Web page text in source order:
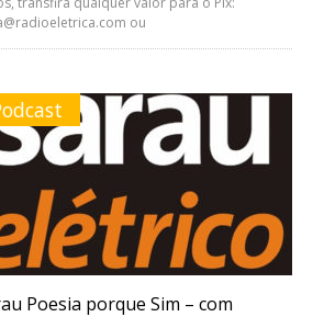
ou
Poesia porque Sim – com